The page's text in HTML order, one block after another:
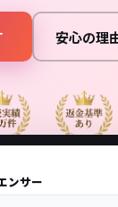
安心の理
ンサー